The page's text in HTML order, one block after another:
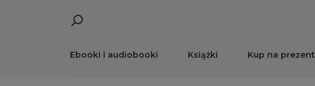
Ebooki i audiobooki Książki Kup na prezent